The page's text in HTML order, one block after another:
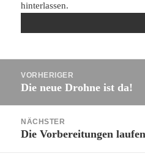
hinterlassen.
VORHERIGER
Vorheriger
Die neue Drohne ist da!
NÄCHSTER
Nächster
Die Vorbereitungen